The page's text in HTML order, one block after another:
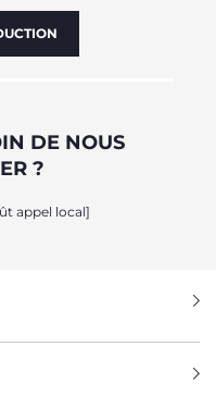
DE NOUS
?
appel local]